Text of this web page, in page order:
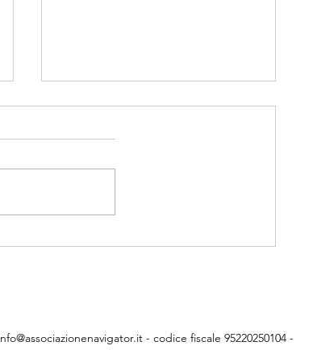
- codice fiscale 95220250104 -